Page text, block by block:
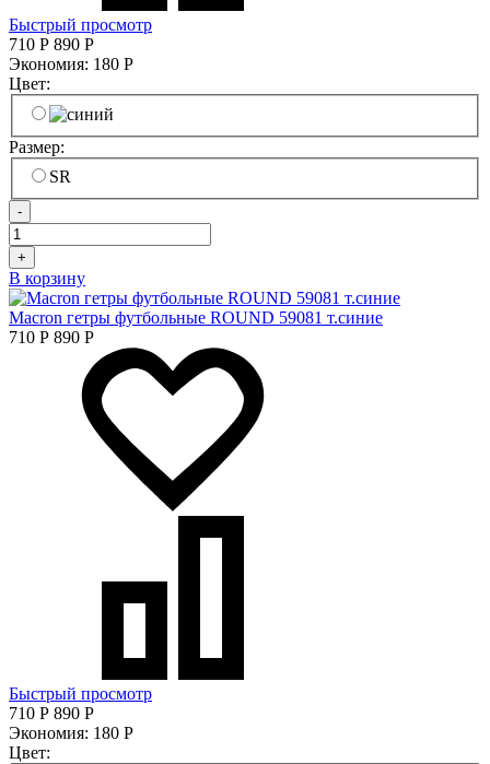
Быстрый просмотр
710 Р 890 Р
Экономия: 180 Р
Цвет:
Размер:
SR
-
+
В корзину
Macron гетры футбольные ROUND 59081 т.синие
710 Р 890 Р
Быстрый просмотр
710 Р 890 Р
Экономия: 180 Р
Цвет: